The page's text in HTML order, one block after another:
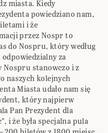
miasta. Kiedy
powiedziano nam,
i że
przez Nospr to
do Nospru, który według
za
stanowczo i z
naszych kolejnych
Miasta udało nam się
który najpierw
Pan Prezydent dla
i że była specjalna pula